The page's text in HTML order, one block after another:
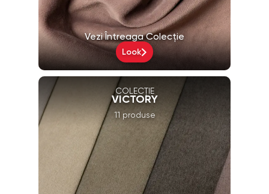
Vezi Întreaga Colecție
Look
COLECȚIE
VICTORY
11 produse